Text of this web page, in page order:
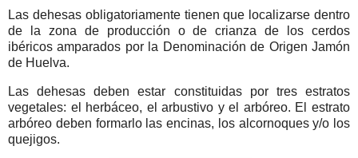
Las dehesas obligatoriamente tienen que localizarse dentro
de la zona de producción o de crianza de los cerdos
ibéricos amparados por la Denominación de Origen Jamón
de Huelva.
Las dehesas deben estar constituidas por tres estratos
vegetales: el herbáceo, el arbustivo y el arbóreo. El estrato
arbóreo deben formarlo las encinas, los alcornoques y/o los
quejigos.